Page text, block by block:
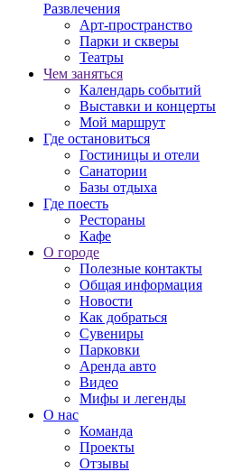
Развлечения
Арт-пространство
Парки и скверы
Театры
Чем заняться
Календарь событий
Выставки и концерты
Мой маршрут
Где остановиться
Гостиницы и отели
Санатории
Базы отдыха
Где поесть
Рестораны
Кафе
О городе
Полезные контакты
Общая информация
Новости
Как добраться
Сувениры
Парковки
Аренда авто
Видео
Мифы и легенды
О нас
Команда
Проекты
Отзывы